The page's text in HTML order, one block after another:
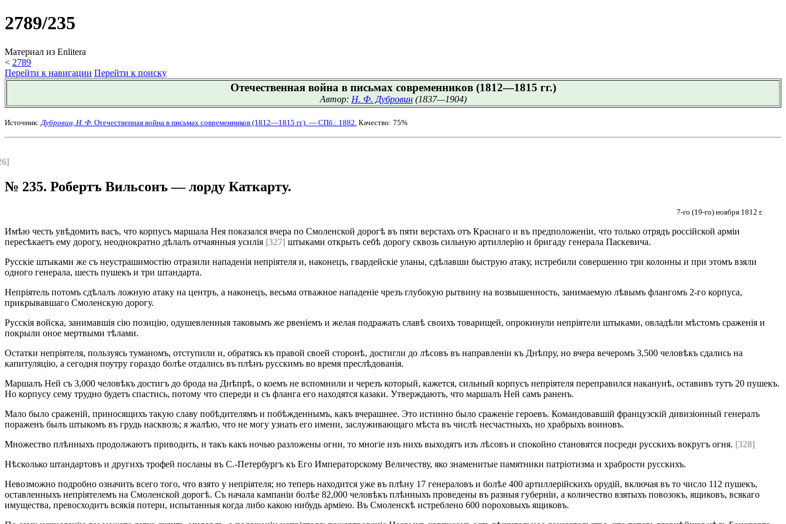
2789/235
Материал из Enlitera
< 2789
Перейти к навигации Перейти к поиску
Отечественная война в письмах современников (1812—1815 гг.)
Автор: Н. Ф. Дубровин(1837—1904)
Источник: Дубровин, Н. Ф. Отечественная война в письмах современников (1812—1815 гг.). — СПб.: 1882. Качество: 75%
№ 235. Робертъ Вильсонъ — лорду Каткарту.
7-го (19-го) ноября 1812 г.
Имѣю честь увѣдомить васъ, что корпусъ маршала Нея показался вчера по Смоленской дорогѣ въ пяти верстахъ отъ Краснаго и въ предположеніи, что только отрядъ россійской арміи
пересѣкаетъ ему дорогу, неоднократно дѣлалъ отчаянныя усилія [327] штыками открыть себѣ дорогу сквозь сильную артиллерію и бригаду генерала Паскевича.
Русскіе штыками же съ неустрашимостію отразили нападенія непріятеля и, наконецъ, гвардейскіе уланы, сдѣлавши быструю атаку, истребили совершенно три колонны и при этомъ взяли
одного генерала, шесть пушекъ и три штандарта.
Непріятель потомъ сдѣлалъ ложную атаку на центръ, а наконецъ, весьма отважное нападеніе чрезъ глубокую рытвину на возвышенность, занимаемую лѣвымъ флангомъ 2-го корпуса,
прикрывавшаго Смоленскую дорогу.
Русскія войска, занимавшія сію позицію, одушевленныя таковымъ же рвеніемъ и желая подражать славѣ своихъ товарищей, опрокинули непріятели штыками, овладѣли мѣстомъ сраженія и
покрыли оное мертвыми тѣлами.
Остатки непріятеля, пользуясь туманомъ, отступили и, обратясь къ правой своей сторонѣ, достигли до лѣсовъ въ направленіи къ Днѣпру, но вчера вечеромъ 3,500 человѣкъ сдались на
капитуляцію, а сегодня поутру гораздо болѣе отдались въ плѣнъ русскимъ во время преслѣдованія.
Маршалъ Ней съ 3,000 человѣкъ достигъ до брода на Днѣпрѣ, о коемъ не вспомнили и черезъ который, кажется, сильный корпусъ непріятеля переправился наканунѣ, оставивъ тутъ 20 пушекъ.
Но корпусу сему трудно будетъ спастись, потому что спереди и съ фланга его находятся казаки. Утверждаютъ, что маршалъ Ней самъ раненъ.
Мало было сраженій, приносящихъ такую славу побѣдителямъ и побѣжденнымъ, какъ вчерашнее. Это истинно было сраженіе героевъ. Командовавшій французскій дивизіонный генералъ
пораженъ былъ штыкомъ въ грудь насквозь; я жалѣю, что не могу узнать его имени, заслуживающаго мѣста въ числѣ несчастныхъ, но храбрыхъ воиновъ.
Множество плѣнныхъ продолжаютъ приводить, и такъ какъ ночью разложены огни, то многіе изъ нихъ выходятъ изъ лѣсовъ и спокойно становятся посреди русскихъ вокругъ огня. [328]
Нѣсколько штандартовъ и другихъ трофей посланы въ С.-Петербургъ къ Его Императорскому Величеству, яко знаменитые памятники патріотизма и храбрости русскихъ.
Невозможно подробно означить всего того, что взято у непріятеля; но теперь находится уже въ плѣну 17 генераловъ и болѣе 400 артиллерійскихъ орудій, включая въ то число 112 пушекъ,
оставленныхъ непріятелемъ на Смоленской дорогѣ. Съ начала кампаніи болѣе 82,000 человѣкъ плѣнныхъ проведены въ разныя губерніи, а количество взятыхъ повозокъ, ящиковъ, всякаго
имущества, превосходитъ всякія потери, испытанныя когда либо какою нибудь арміею. Въ Смоленскѣ истреблено 600 пороховыхъ ящиковъ.